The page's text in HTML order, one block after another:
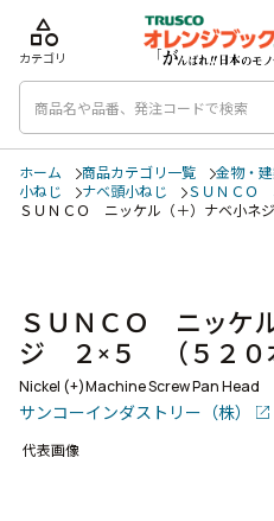
category
カテゴリ
ホーム 商品カテゴリ一覧 金物・
小ねじ
ナベ頭小ねじ
ＳＵＮＣＯ
ＳＵＮＣＯ ニッケル（＋）ナベ小
ＳＵＮＣＯ ニッケ
ジ ２×５ （５２０
Nickel (+)Machine Screw Pan Head
サンコーインダストリー（株）
代表画像